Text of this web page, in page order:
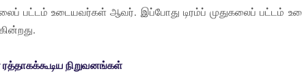
பட்டம் உடையவர்கள் ஆவர். இப்போது டிரம்ப் முதுகலைப் பட்டம்
ரத்தாகக்கூடிய நிறுவனங்கள்